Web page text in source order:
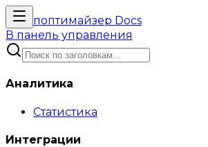
поптимайзер Docs
В панель управления
Аналитика
Статистика
Интеграции